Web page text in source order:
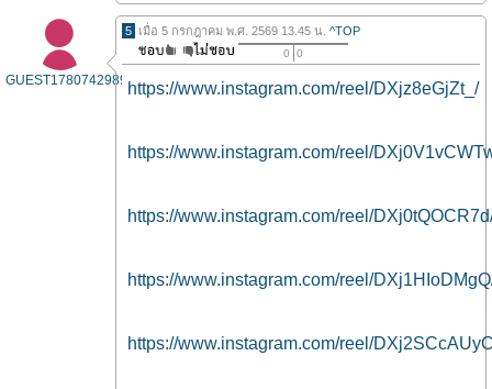
GUEST1780742989
5 เมื่อ 5 กรกฎาคม พ.ศ. 2569 13.45 น. ^TOP
0 0
https://www.instagram.com/reel/DXjz8eGjZt_/
https://www.instagram.com/reel/
https://www.instagram.com/reel/
https://www.instagram.com/reel/
https://www.instagram.com/reel/